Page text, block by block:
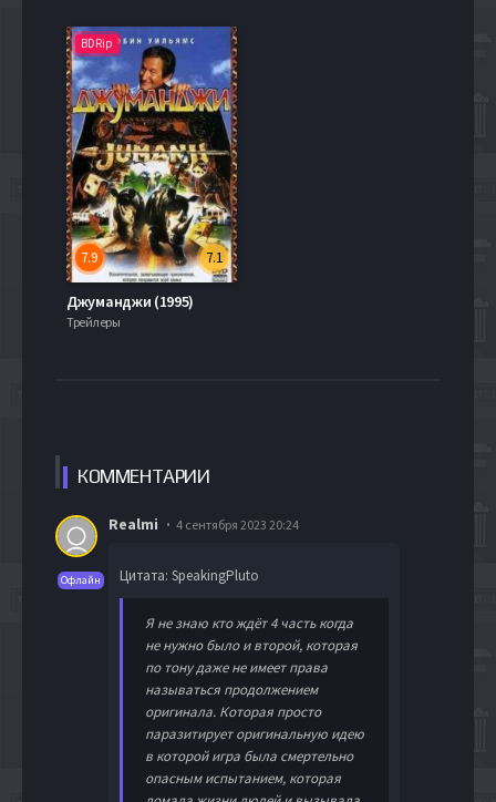
BDRip
7.1
7.9
Джуманджи (1995)
Трейлеры
КОММЕНТАРИИ
Офлайн
Realmi 4 сентября 2023 20:24
Цитата: SpeakingPluto
Я не знаю кто ждёт 4 часть когда
не нужно было и второй, которая
по тону даже не имеет права
называться продолжением
оригинала. Которая просто
паразитирует оригинальную идею
в которой игра была смертельно
опасным испытанием, которая